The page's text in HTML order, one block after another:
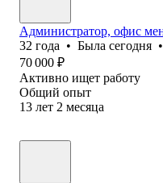
Администратор, офис
32 года • Была сегодня •
70 000 ₽
Активно ищет работу
Общий опыт
13 лет 2 месяца